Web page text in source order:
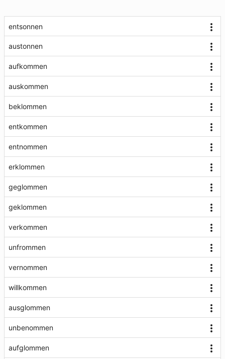
entsonnen
austonnen
aufkommen
auskommen
beklommen
entkommen
entnommen
erklommen
geglommen
geklommen
verkommen
unfrommen
vernommen
willkommen
ausglommen
unbenommen
aufglommen